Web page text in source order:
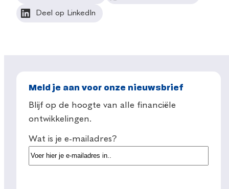
Deel op LinkedIn
Meld je aan voor onze nieuwsbrief
Blijf op de hoogte van alle financiële
ontwikkelingen.
Wat is je e-mailadres?